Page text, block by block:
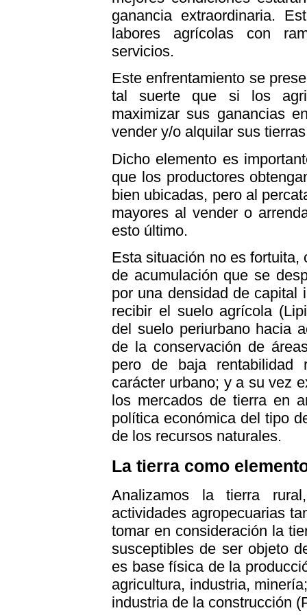
ganancia extraordinaria.
labores agrícolas con
servicios.
Este enfrentamiento se
tal suerte que si los
maximizar sus ganancias
vender y/o alquilar sus
Dicho elemento es
que los productores
bien ubicadas, pero al
mayores al vender o
esto último.
Esta situación no es
de acumulación que se
por una densidad de capital
recibir el suelo agrícola
del suelo periurbano hacia
de la conservación de
pero de baja rentabilidad
carácter urbano; y a su vez
los mercados de tierra en
política económica del tipo
de los recursos naturales.
La tierra como
Analizamos la tierra
actividades agropecuarias
tomar en consideración la
susceptibles de ser objeto
es base física de la
agricultura, industria,
industria de la construcción